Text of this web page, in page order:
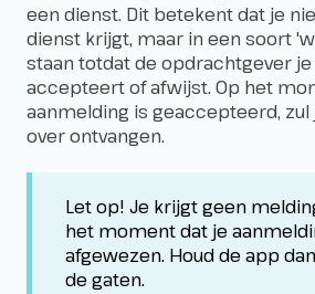
een dienst. Dit betekent dat je
dienst krijgt, maar in een soort
staan totdat de opdrachtgever
accepteert of afwijst. Op het
aanmelding is geaccepteerd, zul
over ontvangen.
Let op! Je krijgt geen
het moment dat je
afgewezen. Houd de app
de gaten.